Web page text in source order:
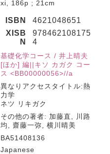
xi, 186p ; 21cm
ISBN
4621048651
XISB
N
978462108175
4
基礎化学コース / 井上晴夫
[ほか] 編||キソ カガク コー
ス <BB00000056>//a
異なりアクセスタイトル:熱
力学
ネツ リキガク
その他の著者: 加藤直, 川路
均, 齋藤一弥, 横川晴美
BA51408136
Japanese